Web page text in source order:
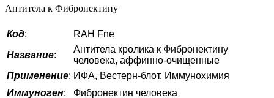
Антитела к Фибронектину
Код:
RAH Fne
Название:
Антитела кролика к Фибронектину
человека, аффинно-очищенные
Применение: ИФА, Вестерн-блот, Иммунохимия
Иммуноген: Фибронектин человека